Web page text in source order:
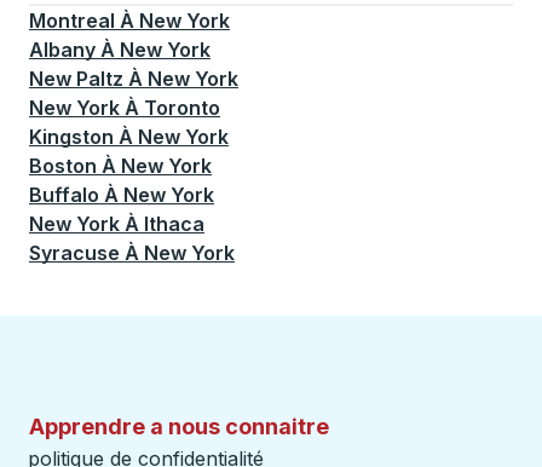
Montreal À New York
Albany À New York
New Paltz À New York
New York À Toronto
Kingston À New York
Boston À New York
Buffalo À New York
New York À Ithaca
Syracuse À New York
Apprendre a nous connaitre
politique de confidentialité